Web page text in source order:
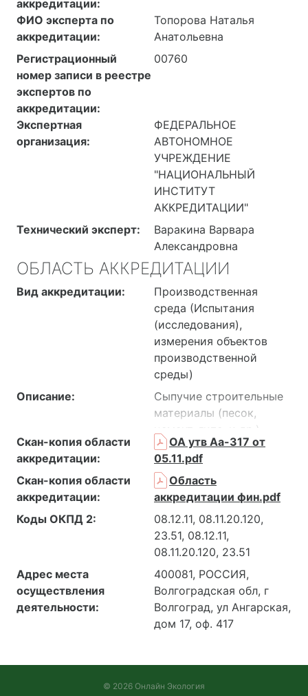
аккредитации:
ФИО эксперта по
аккредитации:
Топорова Наталья
Анатольевна
Регистрационный
номер записи в реестре
экспертов по
аккредитации:
00760
Экспертная
организация:
ФЕДЕРАЛЬНОЕ
АВТОНОМНОЕ
УЧРЕЖДЕНИЕ
"НАЦИОНАЛЬНЫЙ
ИНСТИТУТ
АККРЕДИТАЦИИ"
Технический эксперт:
Варакина Варвара
Александровна
ОБЛАСТЬ АККРЕДИТАЦИИ
Вид аккредитации:
Производственная
среда (Испытания
(исследования),
измерения объектов
производственной
среды)
Описание:
Сыпучие строительные
материалы (песок,
цемент, гипс, и др.),
Счетные образцы,
материалы,
геометрические и
физические
характеристики
которых соответствуют
требованиям геометрии
измерений ( песок,
цемент, гипс, почва и др.
сыпучие строительные
материалы ), Земельные
участки, Земельные
Скан-копия области
аккредитации:
ОА утв Аа-317 от
05.11.pdf
Скан-копия области
аккредитации:
Область
аккредитации фин.pdf
Коды ОКПД 2:
08.12.11, 08.11.20.120,
23.51, 08.12.11,
08.11.20.120, 23.51
Адрес места
осуществления
деятельности:
400081, РОССИЯ,
Волгоградская обл, г
Волгоград, ул Ангарская,
дом 17, оф. 417
© 2026 Онлайн Экология